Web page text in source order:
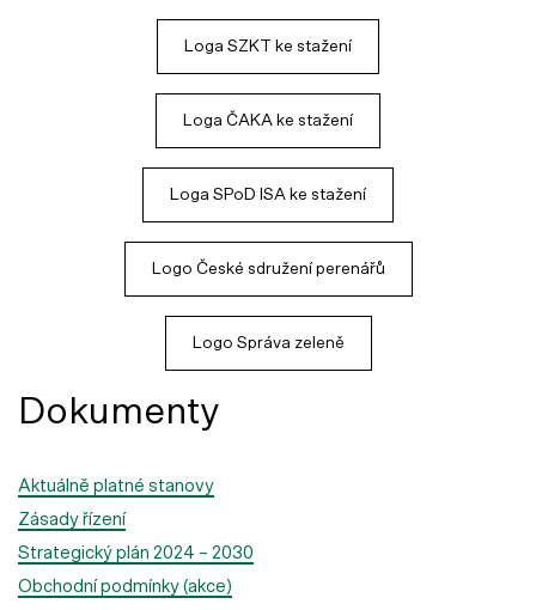
Loga SZKT ke stažení
Loga ČAKA ke stažení
Loga SPoD ISA ke stažení
Logo České sdružení perenářů
Logo Správa zeleně
Dokumenty
Aktuálně platné stanovy
Zásady řízení
Strategický plán 2024 – 2030
Obchodní podmínky (akce)